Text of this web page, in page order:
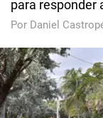
para responder
Por Daniel